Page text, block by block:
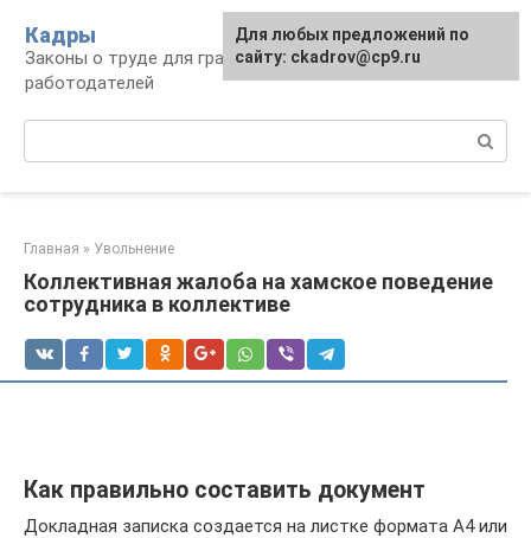
контенту
Кадры
Законы о труде для граждан и
работодателей
Главная » Увольнение
Коллективная жалоба на хамское поведение
сотрудника в коллективе
Как правильно составить документ
Докладная записка создается на листке формата А4 или
Для любых предложений по
сайту: ckadrov@cp9.ru